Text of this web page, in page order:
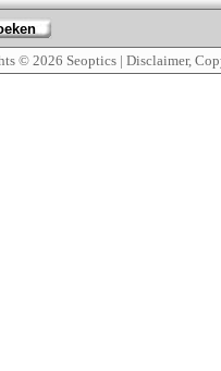
© 2026 Seoptics | Disclaimer,